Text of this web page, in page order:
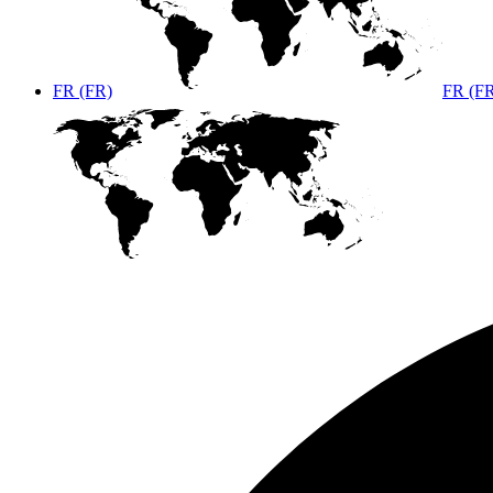
FR (FR) FR